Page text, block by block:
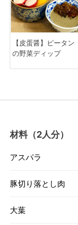
【皮蛋醤】ピータン
の野菜ディップ
材料（2人分）
アスパラ
豚切り落とし肉
大葉